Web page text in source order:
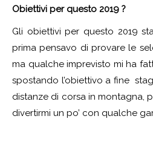
Obiettivi per questo 2019 ?
Gli obiettivi per questo 2019
prima pensavo di provare le
ma qualche imprevisto mi ha
spostando l’obiettivo a fine
distanze di corsa in montagna,
divertirmi un po’ con qualche